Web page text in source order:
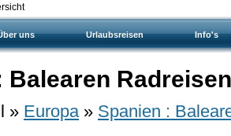
uns Urlaubsreisen Info's
Balearen
» Europa » Spanien :